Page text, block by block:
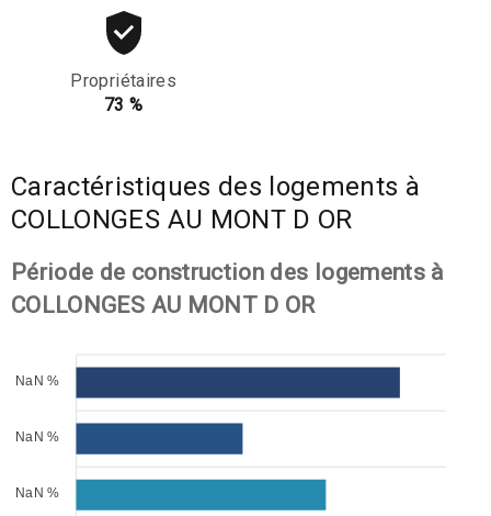
Propriétaires
73 %
Caractéristiques des logements à
COLLONGES AU MONT D OR
Période de construction des logements à
COLLONGES AU MONT D OR
NaN %
NaN %
NaN %